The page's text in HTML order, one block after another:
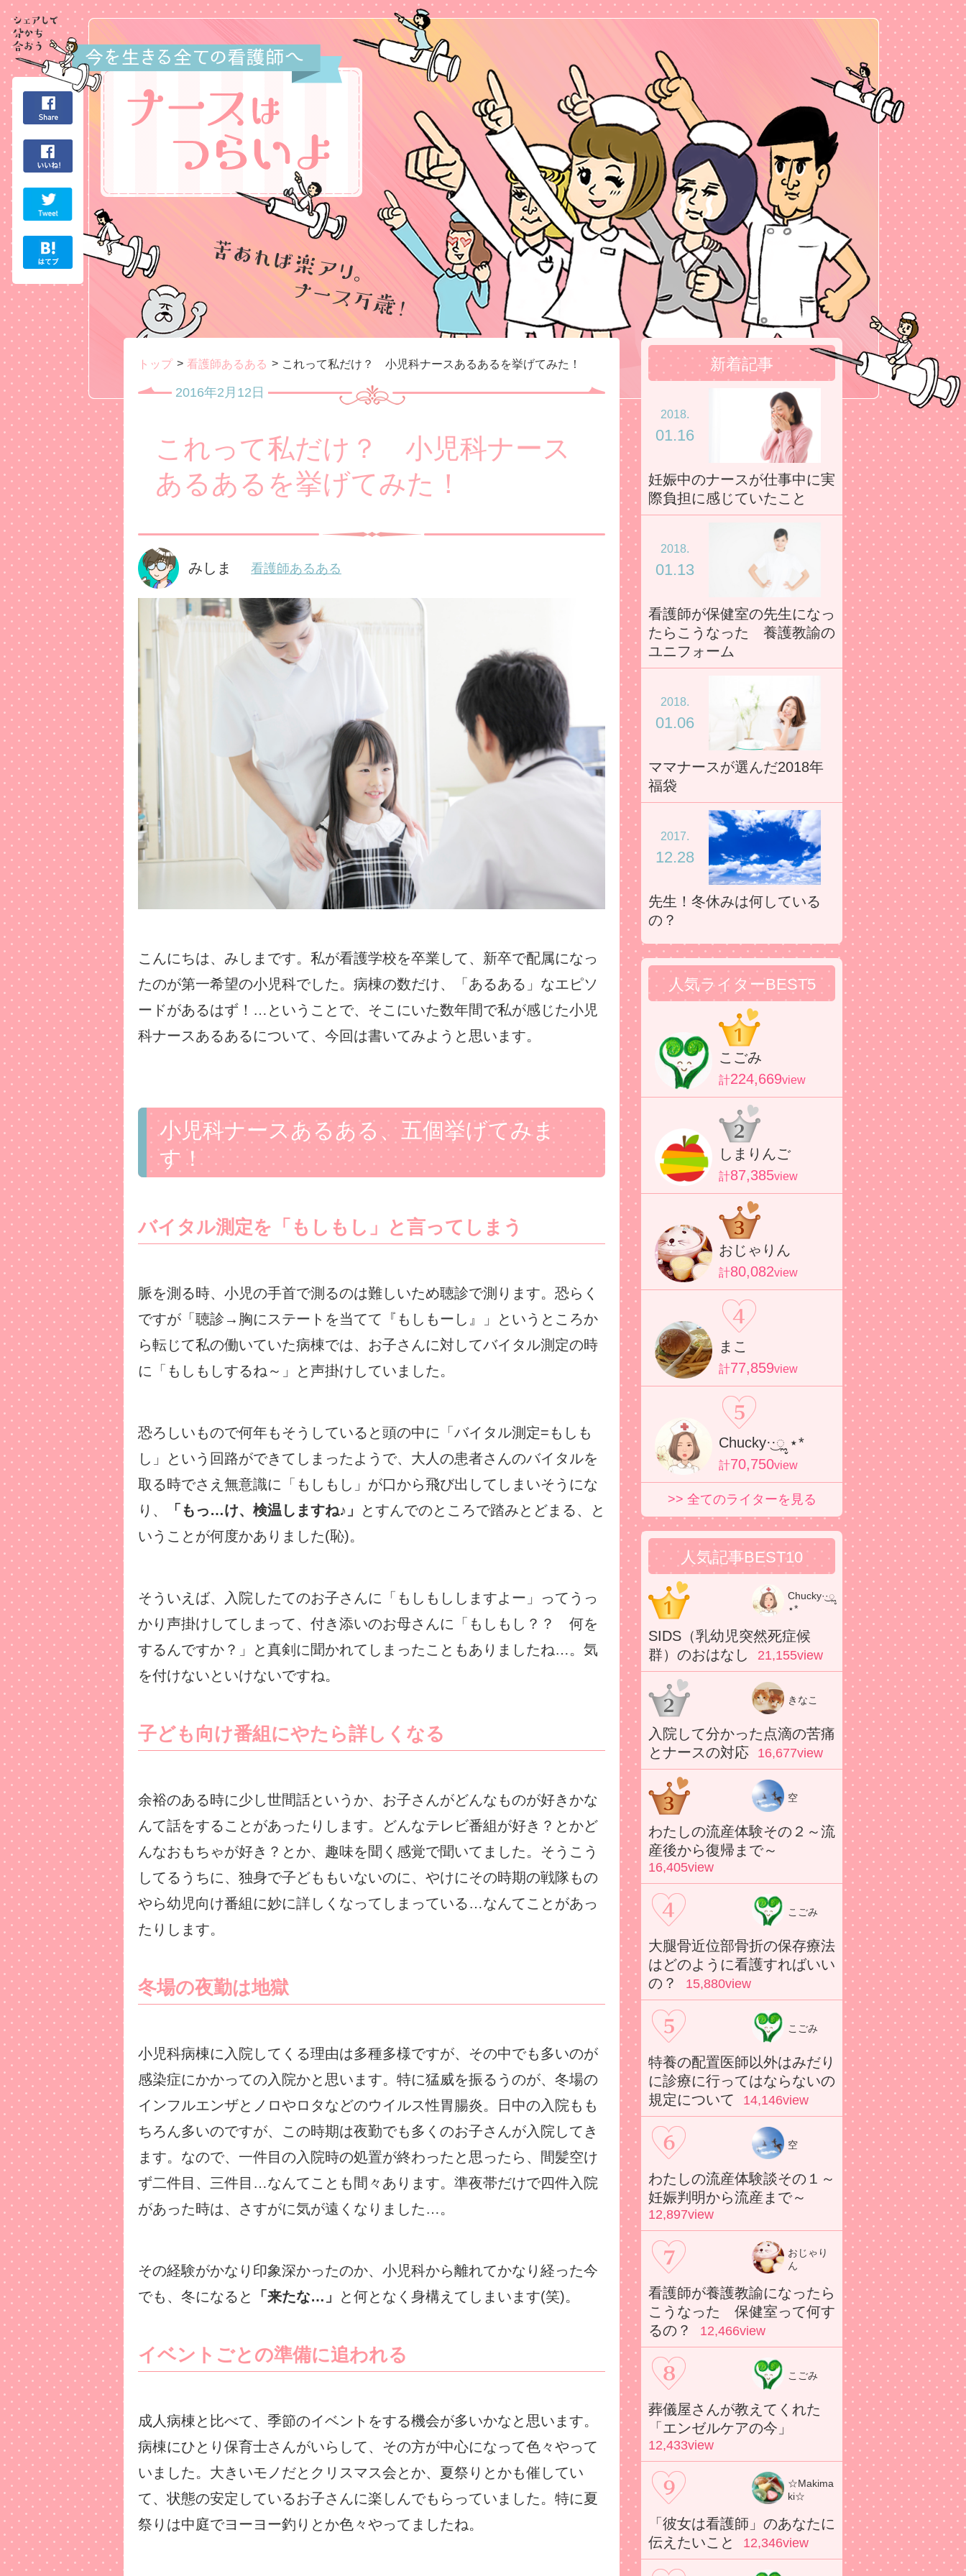
トップ 看護師あるある これって私だけ？ 小児科ナースあるあるを挙げてみた！
これって私だけ？ 小児科ナース
あるあるを挙げてみた！
2016年2月12日
みしま 看護師あるある
こんにちは、みしまです。私が看護学校を卒業して、新卒で配属になっ
たのが第一希望の小児科でした。病棟の数だけ、「あるある」なエピソ
ードがあるはず！…ということで、そこにいた数年間で私が感じた小児
科ナースあるあるについて、今回は書いてみようと思います。
小児科ナースあるある、五個挙げてみま
す！
バイタル測定を「もしもし」と言ってしまう
脈を測る時、小児の手首で測るのは難しいため聴診で測ります。恐らく
ですが「聴診→胸にステートを当てて『もしもーし』」というところか
ら転じて私の働いていた病棟では、お子さんに対してバイタル測定の時
に「もしもしするね～」と声掛けしていました。
恐ろしいもので何年もそうしていると頭の中に「バイタル測定=もしも
し」という回路ができてしまったようで、大人の患者さんのバイタルを
取る時でさえ無意識に「もしもし」が口から飛び出してしまいそうにな
り、
「もっ…け、検温しますね♪」
とすんでのところで踏みとどまる、と
いうことが何度かありました(恥)。
そういえば、入院したてのお子さんに「もしもししますよー」ってうっ
かり声掛けしてしまって、付き添いのお母さんに「もしもし？？ 何を
するんですか？」と真剣に聞かれてしまったこともありましたね…。気
を付けないといけないですね。
子ども向け番組にやたら詳しくなる
余裕のある時に少し世間話というか、お子さんがどんなものが好きかな
んて話をすることがあったりします。どんなテレビ番組が好き？とかど
んなおもちゃが好き？とか、趣味を聞く感覚で聞いてました。そうこう
してるうちに、独身で子どももいないのに、やけにその時期の戦隊もの
やら幼児向け番組に妙に詳しくなってしまっている…なんてことがあっ
たりします。
冬場の夜勤は地獄
小児科病棟に入院してくる理由は多種多様ですが、その中でも多いのが
感染症にかかっての入院かと思います。特に猛威を振るうのが、冬場の
インフルエンザとノロやロタなどのウイルス性胃腸炎。日中の入院もも
ちろん多いのですが、この時期は夜勤でも多くのお子さんが入院してき
ます。なので、一件目の入院時の処置が終わったと思ったら、間髪空け
ず二件目、三件目…なんてことも間々あります。準夜帯だけで四件入院
があった時は、さすがに気が遠くなりました…。
その経験がかなり印象深かったのか、小児科から離れてかなり経った今
でも、冬になると
「来たな…」 と何となく身構えてしまいます(笑)。
イベントごとの準備に追われる
成人病棟と比べて、季節のイベントをする機会が多いかなと思います。
病棟にひとり保育士さんがいらして、その方が中心になって色々やって
いました。大きいモノだとクリスマス会とか、夏祭りとかも催してい
て、状態の安定しているお子さんに楽しんでもらっていました。特に夏
祭りは中庭でヨーヨー釣りとか色々やってましたね。
新着記事
2018.
01.16
妊娠中のナースが仕事中に実
際負担に感じていたこと
2018.
01.13
看護師が保健室の先生になっ
たらこうなった 養護教諭の
ユニフォーム
2018.
01.06
ママナースが選んだ2018年
福袋
2017.
12.28
先生！冬休みは何している
の？
人気ライターBEST5
こごみ
計224,669view
しまりんご
計87,385view
おじゃりん
計80,082view
まこ
計77,859view
Chucky·͜·ೢ ⋆*
計70,750view
>> 全てのライターを見る
人気記事BEST10
Chucky·͜·ೢ
⋆*
SIDS（乳幼児突然死症候
群）のおはなし
21,155view
きなこ
入院して分かった点滴の苦痛
とナースの対応
16,677view
空
わたしの流産体験その２～流
産後から復帰まで～
16,405view
こごみ
大腿骨近位部骨折の保存療法
はどのように看護すればいい
の？
15,880view
こごみ
特養の配置医師以外はみだり
に診療に行ってはならないの
規定について
14,146view
空
わたしの流産体験談その１～
妊娠判明から流産まで～
12,897view
おじゃり
ん
看護師が養護教諭になったら
こうなった 保健室って何す
るの？
12,466view
こごみ
葬儀屋さんが教えてくれた
「エンゼルケアの今」
12,433view
☆Makima
ki☆
「彼女は看護師」のあなたに
伝えたいこと
12,346view